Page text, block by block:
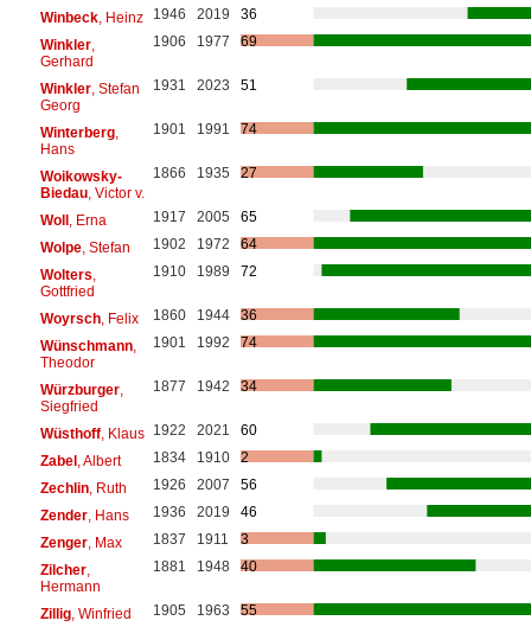
Winbeck, Heinz 1946 2019
36
Winkler,
Gerhard
1906 1977 69
Winkler, Stefan
Georg
1931 2023 51
Winterberg,
Hans
1901 1991 74
Woikowsky-
Biedau, Victor v.
1866 1935 27
Woll, Erna 1917 2005
65
Wolpe, Stefan 1902 1972
64
Wolters
Gottfried
1910 1989 72
Woyrsch, Felix 1860 1944
36
Wünschmann,
Theodor
1901 1992 74
Würzburger,
Siegfried
1877 1942 34
Wüsthoff, Klaus 1922 2021
60
Zabel, Albert 1834 1910
2
Zechlin, Ruth 1926 2007
56
Zender, Hans 1936 2019
46
Zenger, Max 1837 1911
3
Zilcher,
Hermann
1881 1948 40
Zillig, Winfried 1905 1963
55